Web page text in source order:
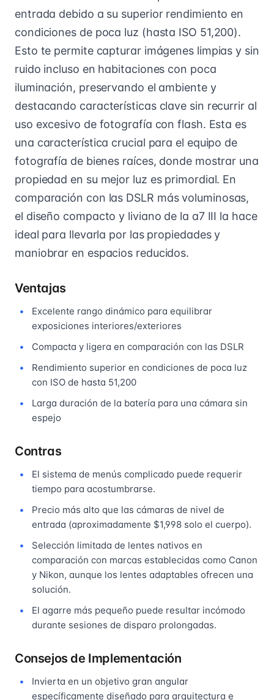
entrada debido a su superior rendimiento en
condiciones de poca luz (hasta ISO 51,200).
Esto te permite capturar imágenes limpias y sin
ruido incluso en habitaciones con poca
iluminación, preservando el ambiente y
destacando características clave sin recurrir al
uso excesivo de fotografía con flash. Esta es
una característica crucial para el equipo de
fotografía de bienes raíces, donde mostrar una
propiedad en su mejor luz es primordial. En
comparación con las DSLR más voluminosas,
el diseño compacto y liviano de la a7 III la hace
ideal para llevarla por las propiedades y
maniobrar en espacios reducidos.
Ventajas
Excelente rango dinámico para equilibrar
exposiciones interiores/exteriores
Compacta y ligera en comparación con las DSLR
Rendimiento superior en condiciones de poca luz
con ISO de hasta 51,200
Larga duración de la batería para una cámara sin
espejo
Contras
El sistema de menús complicado puede requerir
tiempo para acostumbrarse.
Precio más alto que las cámaras de nivel de
entrada (aproximadamente $1,998 solo el cuerpo).
Selección limitada de lentes nativos en
comparación con marcas establecidas como Canon
y Nikon, aunque los lentes adaptables ofrecen una
solución.
El agarre más pequeño puede resultar incómodo
durante sesiones de disparo prolongadas.
Consejos de Implementación
Invierta en un objetivo gran angular
específicamente diseñado para arquitectura e